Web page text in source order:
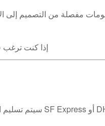
إذا كنت ترغب